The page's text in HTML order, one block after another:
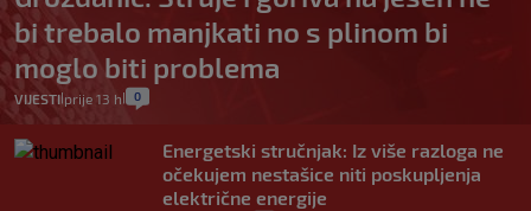
bi trebalo manjkati no s plinom bi
moglo biti problema
VIJESTI prije 13 h 0
Energetski stručnjak: Iz više razloga ne
očekujem nestašice niti poskupljenja
električne energije